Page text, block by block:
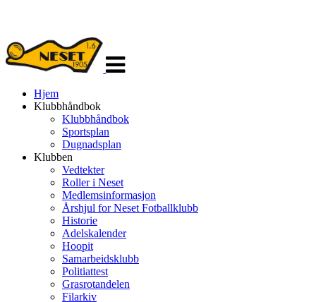
navigasjon
Hjem
Klubbhåndbok
Klubbhåndbok
Sportsplan
Dugnadsplan
Klubben
Vedtekter
Roller i Neset
Medlemsinformasjon
Årshjul for Neset Fotballklubb
Historie
Adelskalender
Hoopit
Samarbeidsklubb
Politiattest
Grasrotandelen
Filarkiv